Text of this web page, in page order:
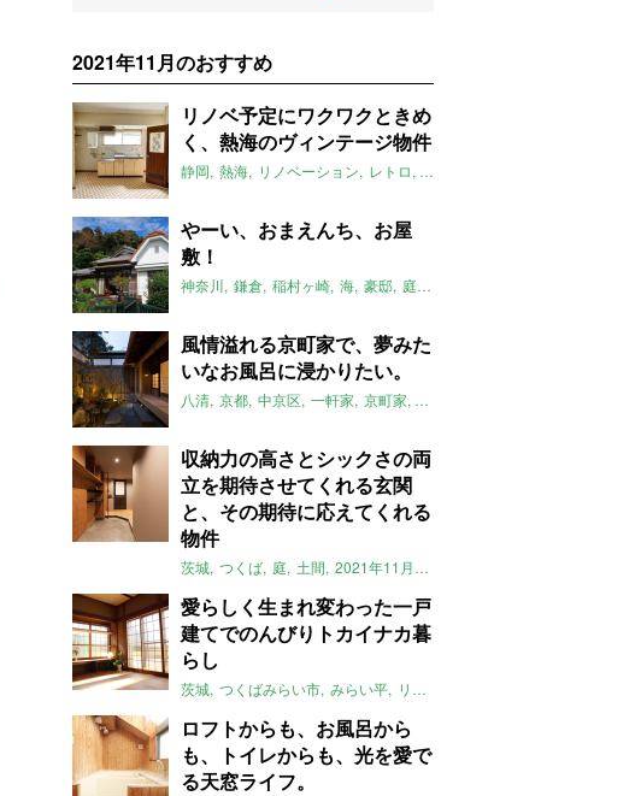
2021年11月のおすすめ
リノベ予定にワクワクときめ
く、熱海のヴィンテージ物件
静岡 熱海 リノベーション レトロ ヴィンテージ
やーい、おまえんち、お屋
敷！
神奈川 鎌倉 稲村ヶ崎 海 豪邸 庭 山
風情溢れる京町家で、夢みた
いなお風呂に浸かりたい。
八清 京都 中京区 一軒家 京町家 リノベーション
収納力の高さとシックさの両
立を期待させてくれる玄関
と、その期待に応えてくれる
物件
茨城 つくば 庭 土間 2021年11月のおすすめ
愛らしく生まれ変わった一戸
建てでのんびりトカイナカ暮
らし
茨城 つくばみらい市 みらい平 リノベーション
ロフトからも、お風呂から
も、トイレからも、光を愛で
る天窓ライフ。